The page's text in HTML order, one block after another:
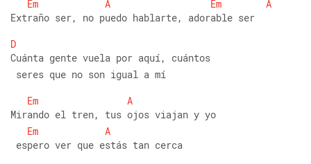
Em
A Em
A
Extraño ser, no puedo hablarte, adorable ser
D
Cuánta gente vuela por aquí, cuántos
seres que no son igual a mí
Em
A
Mirando el tren, tus ojos viajan y yo
Em
A
espero ver que estás tan cerca